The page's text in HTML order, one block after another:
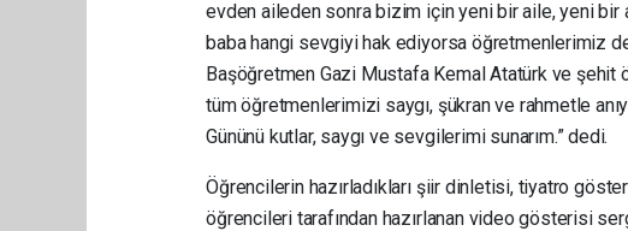
evden aileden sonra bizim için yeni bir aile, yeni bir
baba hangi sevgiyi hak ediyorsa öğretmenlerimiz
Başöğretmen Gazi Mustafa Kemal Atatürk ve
tüm öğretmenlerimizi saygı, şükran ve rahmetle
Gününü kutlar, saygı ve sevgilerimi sunarım.” dedi.
Öğrencilerin hazırladıkları şiir dinletisi, tiyatro
öğrencileri tarafından hazırlanan video gösterisi